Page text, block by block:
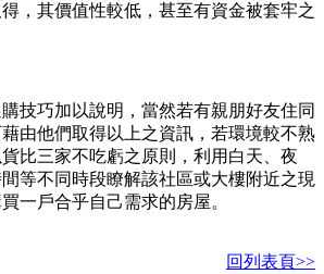
，其價值性較低，甚至有資金被套牢之
技巧加以說明，當然若有親朋好友住同
由他們取得以上之資訊，若環境較不熟
比三家不吃虧之原則，利用白天、夜
等不同時段瞭解該社區或大樓附近之現
一戶合乎自己需求的房屋。
回列表頁>>